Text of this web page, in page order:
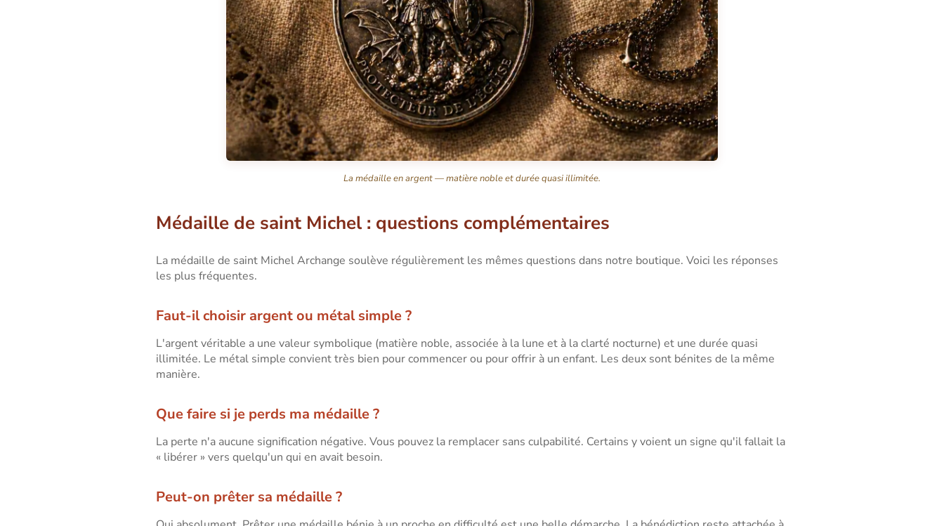
La médaille en argent — matière noble et durée quasi illimitée.
Médaille de saint Michel : questions complémentaires
La médaille de saint Michel Archange soulève régulièrement les mêmes questions dans notre boutique. Voici les réponses
les plus fréquentes.
Faut-il choisir argent ou métal simple ?
L'argent véritable a une valeur symbolique (matière noble, associée à la lune et à la clarté nocturne) et une durée quasi
illimitée. Le métal simple convient très bien pour commencer ou pour offrir à un enfant. Les deux sont bénites de la même
manière.
Que faire si je perds ma médaille ?
La perte n'a aucune signification négative. Vous pouvez la remplacer sans culpabilité. Certains y voient un signe qu'il fallait la
« libérer » vers quelqu'un qui en avait besoin.
Peut-on prêter sa médaille ?